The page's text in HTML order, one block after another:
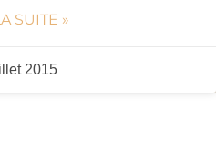
SUITE »
2015